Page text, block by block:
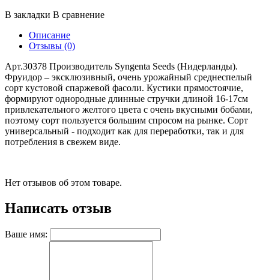
В закладки В сравнение
Описание
Отзывы (0)
Арт.30378 Производитель Syngenta Seeds (Нидерланды).
Фруидор – эксклюзивный, очень урожайный среднеспелый
сорт кустовой спаржевой фасоли. Кустики прямостоячие,
формируют однородные длинные стручки длиной 16-17см
привлекательного желтого цвета с очень вкусными бобами,
поэтому сорт пользуется большим спросом на рынке. Сорт
универсальный - подходит как для переработки, так и для
потребления в свежем виде.
Нет отзывов об этом товаре.
Написать отзыв
Ваше имя: